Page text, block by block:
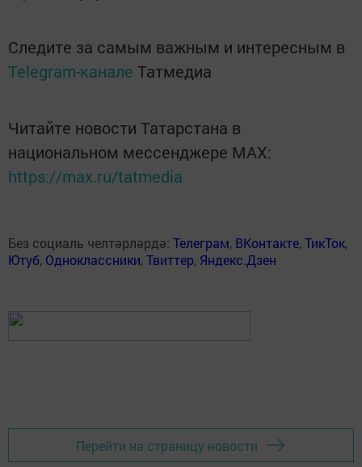
Следите за самым важным и интересным в
Telegram-канале Татмедиа
Читайте новости Татарстана в
национальном мессенджере MАХ:
https://max.ru/tatmedia
Без социаль челтәрләрдә: Телеграм, ВКонтакте,ТикТок,
Ютуб, Одноклассники,Твиттер, Яндекс.Дзен
Перейти на страницу новости